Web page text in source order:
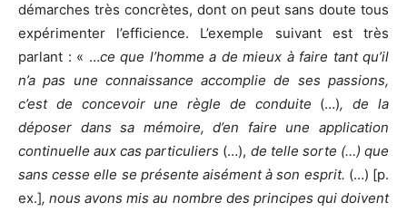
démarches très concrètes, dont on peut sans doute tous
expérimenter l’efficience. L’exemple suivant est très
parlant : « …ce que l’homme a de mieux à faire tant qu’il
n’a pas une connaissance accomplie de ses passions,
c’est de concevoir une règle de conduite (…), de la
déposer dans sa mémoire, d’en faire une application
continuelle aux cas particuliers (…), de telle sorte (…) que
sans cesse elle se présente aisément à son esprit. (…) [p.
ex.], nous avons mis au nombre des principes qui doivent